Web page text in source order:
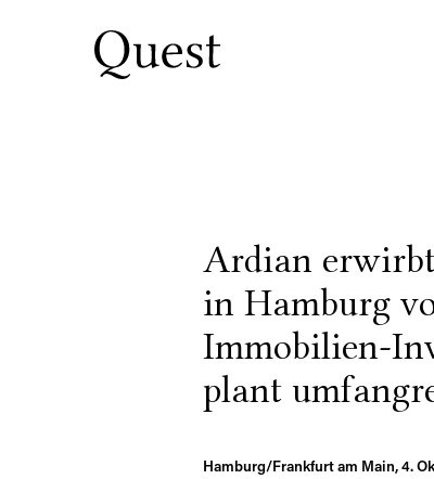
Ardian
in Hamburg
Immobilien-
plant
Hamburg/Frankfurt am Main, 4.